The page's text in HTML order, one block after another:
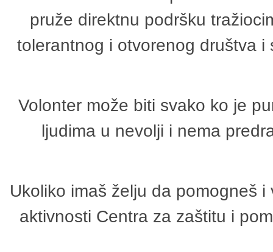
pruže direktnu podršku
tolerantnog i otvorenog društva
Volonter može biti svako ko je
ljudima u nevolji i nema
Ukoliko imaš želju da pomogneš
aktivnosti Centra za zaštitu i